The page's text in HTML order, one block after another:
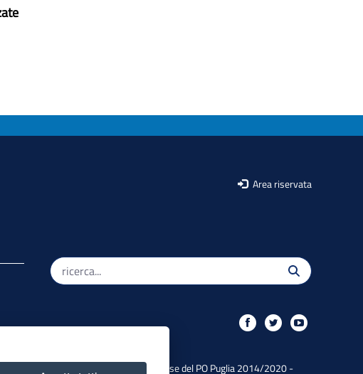
Area riservata
Iniziativa finanziata con risorse del PO Puglia 2014/2020 -